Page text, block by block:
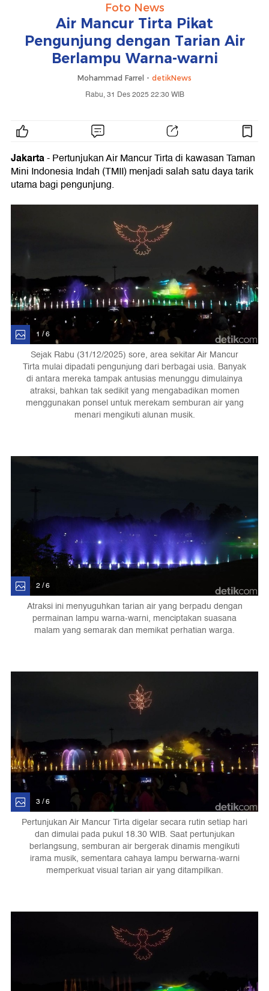
Foto News
Air Mancur Tirta Pikat
Pengunjung dengan Tarian Air
Berlampu Warna-warni
Mohammad Farrel - detikNews
Rabu, 31 Des 2025 22:30 WIB
Jakarta- Pertunjukan Air Mancur Tirta di kawasan Taman
Mini Indonesia Indah (TMII) menjadi salah satu daya tarik
utama bagi pengunjung.
1 / 6
Sejak Rabu (31/12/2025) sore, area sekitar Air Mancur
Tirta mulai dipadati pengunjung dari berbagai usia. Banyak
di antara mereka tampak antusias menunggu dimulainya
atraksi, bahkan tak sedikit yang mengabadikan momen
menggunakan ponsel untuk merekam semburan air yang
menari mengikuti alunan musik.
2 / 6
Atraksi ini menyuguhkan tarian air yang berpadu dengan
permainan lampu warna-warni, menciptakan suasana
malam yang semarak dan memikat perhatian warga.
3 / 6
Pertunjukan Air Mancur Tirta digelar secara rutin setiap hari
dan dimulai pada pukul 18.30 WIB. Saat pertunjukan
berlangsung, semburan air bergerak dinamis mengikuti
irama musik, sementara cahaya lampu berwarna-warni
memperkuat visual tarian air yang ditampilkan.